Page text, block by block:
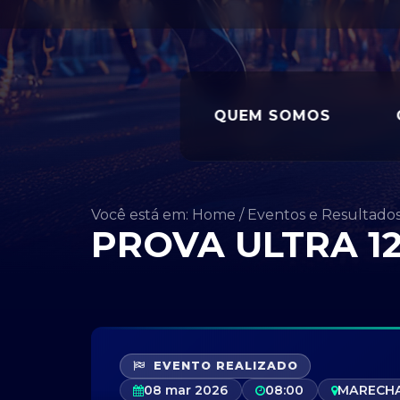
QUEM SOMOS
Você está em: Home / Eventos e
PROVA ULTRA
EVENTO REALIZADO
08 mar 2026 08:00